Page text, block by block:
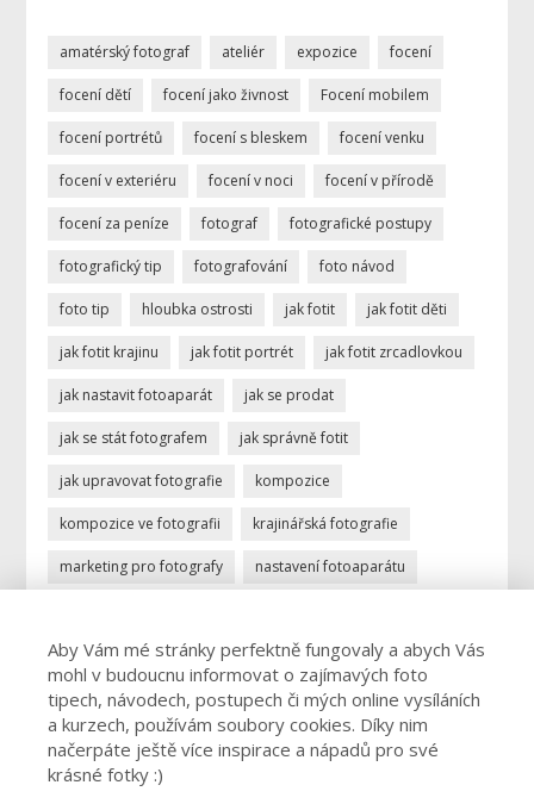
amatérský fotograf ateliér expozice focení
focení dětí focení jako živnost Focení mobilem
focení portrétů focení s bleskem focení venku
focení v exteriéru focení v noci focení v přírodě
focení za peníze fotograf fotografické postupy
fotografický tip fotografování foto návod
foto tip hloubka ostrosti jak fotit jak fotit děti
jak fotit krajinu jak fotit portrét jak fotit zrcadlovkou
jak nastavit fotoaparát jak se prodat
jak se stát fotografem jak správně fotit
jak upravovat fotografie kompozice
kompozice ve fotografii krajinářská fotografie
marketing pro fotografy nastavení fotoaparátu
profese fotograf profesionální fotograf
vydělávání focením úprava fotek úprava fotografií
živnost fotograf
Aby Vám mé stránky perfektně fungovaly a abych Vás
mohl v budoucnu informovat o zajímavých foto
tipech, návodech, postupech či mých online vysíláních
a kurzech, používám soubory cookies. Díky nim
načerpáte ještě více inspirace a nápadů pro své
krásné fotky :)